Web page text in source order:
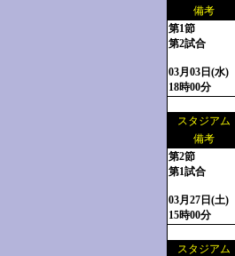
備考
第1節
第2試合
03月03日(水)
18時00分
スタジアム
備考
第2節
第1試合
03月27日(土)
15時00分
スタジアム